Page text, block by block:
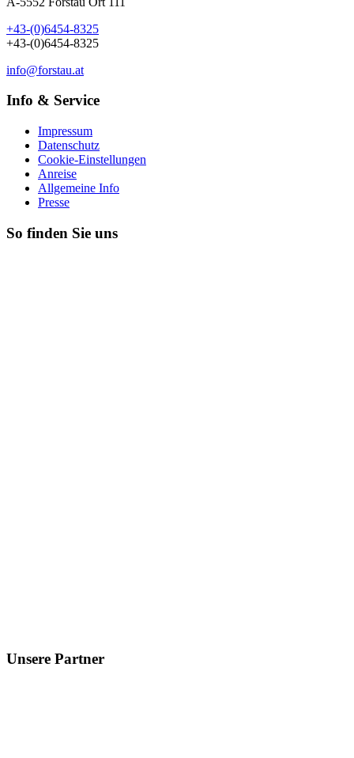
+43-(0)6454-8325
+43-(0)6454-8325
info@forstau.at
Info & Service
Impressum
Datenschutz
Cookie-Einstellungen
Anreise
Allgemeine Info
Presse
So finden Sie uns
Unsere Partner